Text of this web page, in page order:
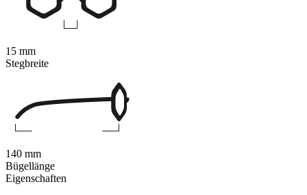
Eigenschaften
15 mm
Stegbreite
140 mm
Bügellänge